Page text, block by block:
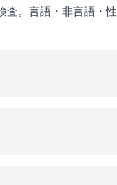
査。言語・非言語・性